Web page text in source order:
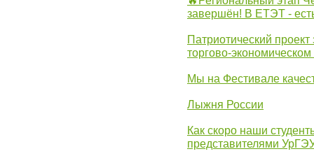
завершён! В ЕТЭТ -
Патриотический
торгово-
Мы на Фестивале
Лыжня России
Как скоро наши
представителями